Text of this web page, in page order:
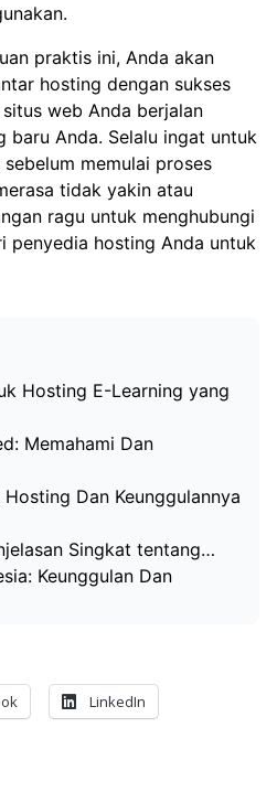
praktis ini, Anda akan
hosting dengan sukses
web Anda berjalan
baru Anda. Selalu ingat untuk
memulai proses
tidak yakin atau
ragu untuk menghubungi
penyedia hosting Anda untuk
Hosting E-Learning yang
Memahami Dan
Dan Keunggulannya
Singkat tentang…
Keunggulan Dan
LinkedIn